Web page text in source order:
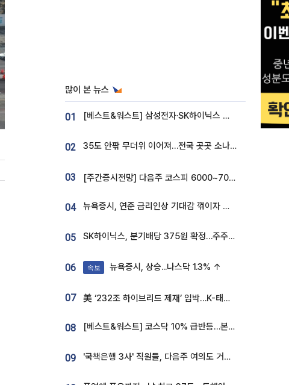
많이 본 뉴스
01 [베스트&워스트] 삼성전자·SK하이닉스 밀린 한 주…상상인증권은 85% 급등
02 35도 안팎 무더위 이어져…전국 곳곳 소나기 [오늘 날씨]
03 [주간증시전망] 다음주 코스피 6000~7000⋯“外人 수급은 정책이 변수”
04 뉴욕증시, 연준 금리인상 기대감 꺾이자 상승...S&P500 사상 최고치 [종합]
05 SK하이닉스, 분기배당 375원 확정…주주환원책 9월로 앞당겨 발표
06 속보 뉴욕증시, 상승...나스닥 1.3% ↑
07 美 ‘232조 하이브리드 제재’ 임박…K-태양광, 불확실성 털고 날개 다나
08 [베스트&워스트] 코스닥 10% 급반등…본느, 최대주주 변경 기대에 270% 폭등
09 '국책은행 3사' 직원들, 다음주 여의도 거리 나서는 까닭은